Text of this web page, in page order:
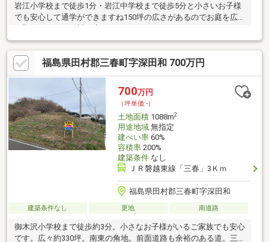
岩江小学校まで徒歩1分・岩江中学校まで徒歩5分と小さいお子様
でも安心して通学ができますね150坪の広さがあるのでお庭を広
く取りたいなど要望を応えてくれますね！ハウスメーカーさんの
ご紹介も可能です夢のマイホームを叶えてみませんか？！
福島県田村郡三春町字深田和 700万円
700万円
（坪単価:-）
土地面積1088m2
用途地域無指定
建ぺい率60%
容積率200%
建築条件なし
ＪＲ磐越東線「三春」3Ｋｍ
福島県田村郡三春町字深田和
建築条件なし 更地 南道路
御木沢小学校まで徒歩約3分。小さなお子様がいるご家族でも安心
です。広々約330坪。南東の角地。前面道路も余裕のある道。三